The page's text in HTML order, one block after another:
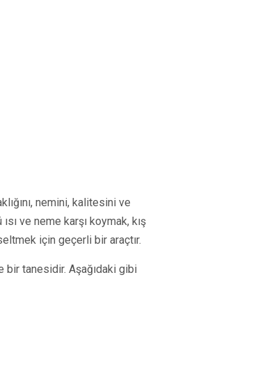
nemini, kalitesini ve
ve neme karşı koymak, kış
için geçerli bir araçtır.
bir tanesidir. Aşağıdaki gibi